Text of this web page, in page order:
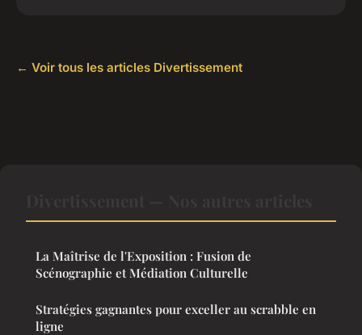
← Voir tous les articles Divertissement
La Maîtrise de l'Exposition : Fusion de
Scénographie et Médiation Culturelle
Stratégies gagnantes pour exceller au scrabble en
ligne